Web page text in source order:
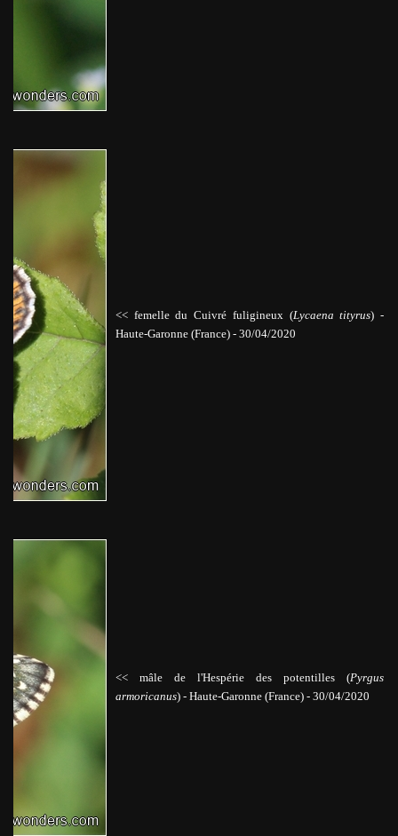
<< femelle du Cuivré fuligineux (Lycaena tityrus) -
Haute-Garonne (France) - 30/04/2020
<< mâle de l'Hespérie des potentilles (Pyrgus
armoricanus) - Haute-Garonne (France) - 30/04/2020